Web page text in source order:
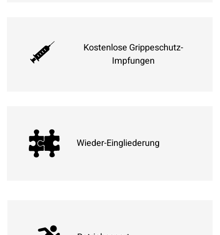
Daher gibt es bei uns leckeres Obst und
Gemüse. Regional und lecker.
Kostenlose Grippeschutz-
Impfungen
saisonalen Grippeschutzimpfung bei unserem
Betriebsarzt.
Wieder-Eingliederung
reinkommen" in den Arbeitsalltag